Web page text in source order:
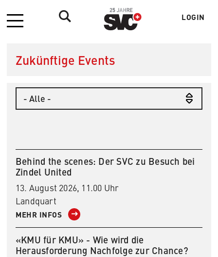
Menü LOGIN
Zukünftige Events
Region
1
Behind the scenes: Der SVC zu Besuch bei
Zindel United
13. August 2026, 11.00 Uhr
Landquart
MEHR INFOS
«KMU für KMU» - Wie wird die
Herausforderung Nachfolge zur Chance?